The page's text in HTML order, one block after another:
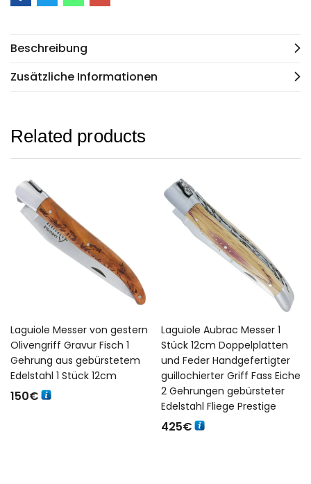
Beschreibung
Zusätzliche Informationen
Related products
Laguiole Messer von gestern
Olivengriff Gravur Fisch 1
Gehrung aus gebürstetem
Edelstahl 1 Stück 12cm
150€
Laguiole Aubrac Messer 1
Stück 12cm Doppelplatten
und Feder Handgefertigter
guillochierter Griff Fass Eiche
2 Gehrungen gebürsteter
Edelstahl Fliege Prestige
425€